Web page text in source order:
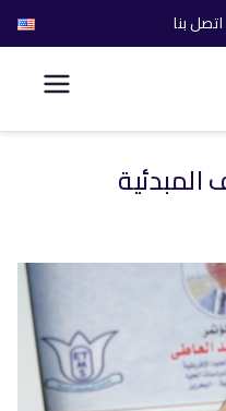
اتصل بنا
والذكاء